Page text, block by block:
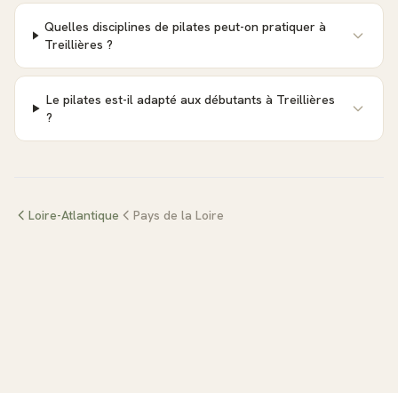
Quelles disciplines de pilates peut-on pratiquer à
Treillières ?
Le pilates est-il adapté aux débutants à Treillières
?
Loire-Atlantique Pays de la Loire